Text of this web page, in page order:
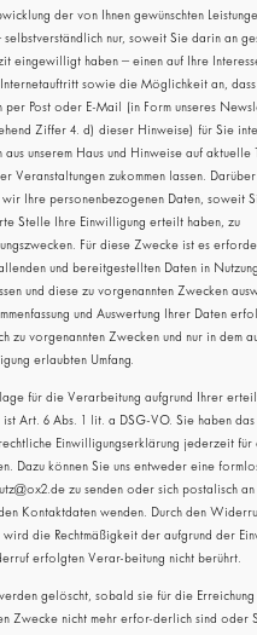
der von Ihnen gewünschten
selbstverständlich nur, soweit Sie darin an
eingewilligt haben – einen auf Ihre
sowie die Möglichkeit an,
per Post oder E-Mail (in Form unseres
Ziffer 4. d) dieser Hinweise) für Sie
aus unserem Haus und Hinweise auf aktuelle
Veranstaltungen zukommen lassen. Darüber
Ihre personenbezogenen Daten, soweit
Stelle Ihre Einwilligung erteilt haben, zu
Für diese Zwecke ist es
und bereitgestellten Daten in
und diese zu vorgenannten Zwecken
und Auswertung Ihrer Daten
zu vorgenannten Zwecken und nur in dem
erlaubten Umfang.
für die Verarbeitung aufgrund Ihrer
ist Art. 6 Abs. 1 lit. a DSG-VO. Sie haben das
Einwilligungserklärung jederzeit für
Dazu können Sie uns entweder eine
zu senden oder sich postalisch an
Kontaktdaten wenden. Durch den
wird die Rechtmäßigkeit der aufgrund der
erfolgten Verar-beitung nicht berührt.
gelöscht, sobald sie für die
Zwecke nicht mehr erfor-derlich sind oder